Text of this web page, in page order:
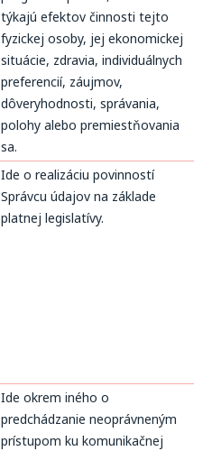
týkajú efektov činnosti tejto
fyzickej osoby, jej ekonomickej
situácie, zdravia, individuálnych
preferencií, záujmov,
dôveryhodnosti, správania,
polohy alebo premiestňovania
sa.
Ide o realizáciu povinností
Správcu údajov na základe
platnej legislatívy.
Ide okrem iného o
predchádzanie neoprávneným
prístupom ku komunikačnej